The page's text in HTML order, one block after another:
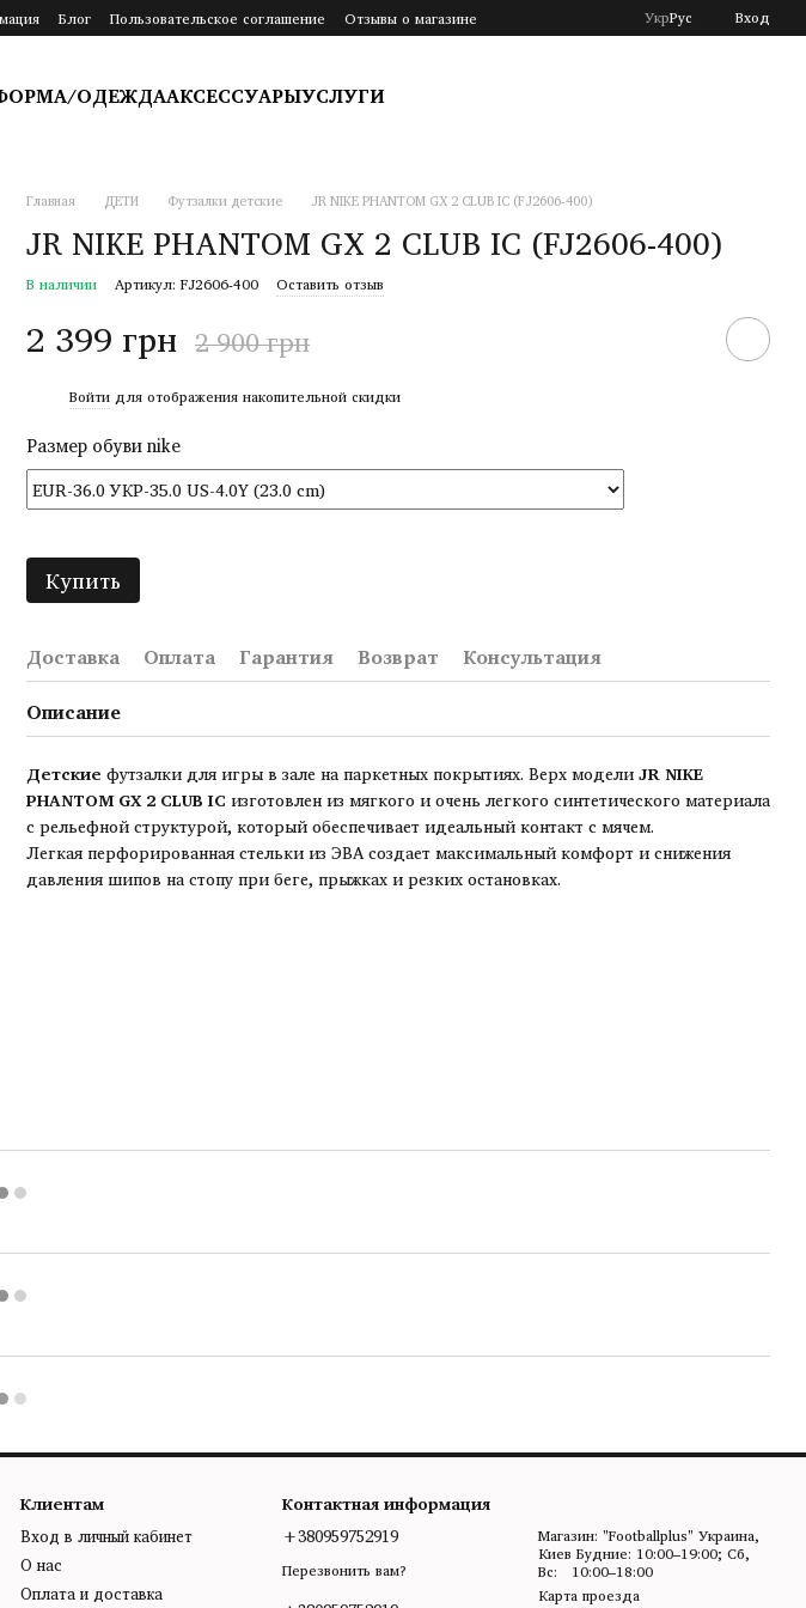
Блог Пользовательское соглашение Отзывы о магазине УкрРус Вход
ОДЕЖДААКСЕССУАРЫУСЛУГИ
Главная ДЕТИ Футзалки детские JR NIKE PHANTOM GX 2 CLUB IC (FJ2606-400)
JR NIKE PHANTOM GX 2 CLUB IC (FJ2606-400)
В наличии Артикул: FJ2606-400 Оставить отзыв
2 399 грн 2 900 грн
Войти для отображения накопительной скидки
Размер обуви nike
Купить
Доставка Оплата Гарантия Возврат
Консультация
Описание
Детские футзалки для игры в зале на паркетных покрытиях. Верх моделиJR NIKE
PHANTOM GX 2 CLUB IC изготовлен из мягкого и очень легкого синтетического материала
с рельефной структурой, который обеспечивает идеальный контакт с мячем.
Легкая перфорированная стельки из ЭВА создает максимальный комфорт и снижения
давления шипов на стопу при беге, прыжках и резких остановках.
Клиентам
Вход в личный кабинет
О нас
Оплата и доставка
Контактная информация
+380959752919
Перезвонить вам?
Магазин: "Footballplus" Украина,
Киев Будние: 10:00–19:00; Сб,
Вс: 10:00–18:00
Карта проезда